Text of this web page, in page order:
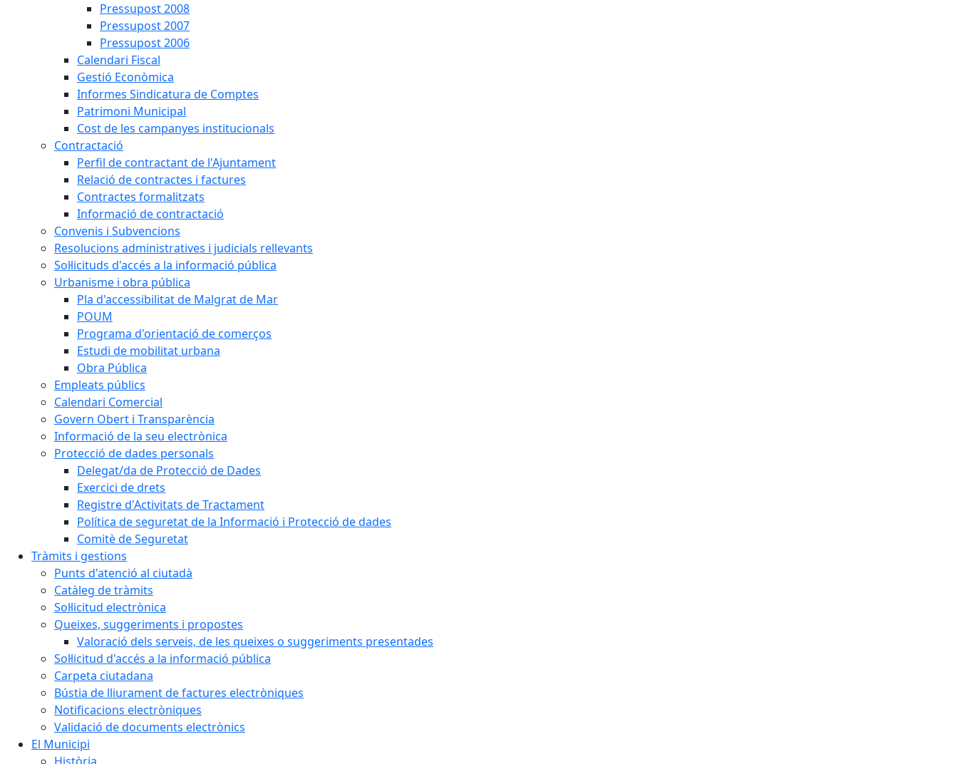
Pressupost 2008
Pressupost 2007
Pressupost 2006
Calendari Fiscal
Gestió Econòmica
Informes Sindicatura de Comptes
Patrimoni Municipal
Cost de les campanyes institucionals
Contractació
Perfil de contractant de l'Ajuntament
Relació de contractes i factures
Contractes formalitzats
Informació de contractació
Convenis i Subvencions
Resolucions administratives i judicials rellevants
Sol·licituds d'accés a la informació pública
Urbanisme i obra pública
Pla d'accessibilitat de Malgrat de Mar
POUM
Programa d'orientació de comerços
Estudi de mobilitat urbana
Obra Pública
Empleats públics
Calendari Comercial
Govern Obert i Transparència
Informació de la seu electrònica
Protecció de dades personals
Delegat/da de Protecció de Dades
Exercici de drets
Registre d'Activitats de Tractament
Política de seguretat de la Informació i Protecció de dades
Comitè de Seguretat
Tràmits i gestions
Punts d'atenció al ciutadà
Catàleg de tràmits
Sol·licitud electrònica
Queixes, suggeriments i propostes
Valoració dels serveis, de les queixes o suggeriments presentades
Sol·licitud d'accés a la informació pública
Carpeta ciutadana
Bústia de lliurament de factures electròniques
Notificacions electròniques
Validació de documents electrònics
El Municipi